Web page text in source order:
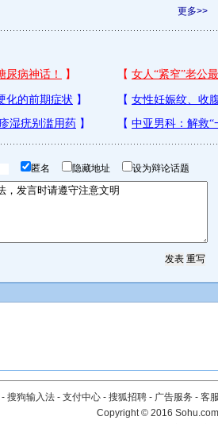
更多>>
匿名 隐藏地址 设为辩论话题
- 搜狗输入法 - 支付中心 - 搜狐招聘 - 广告服务 - 客
Copyright©2016